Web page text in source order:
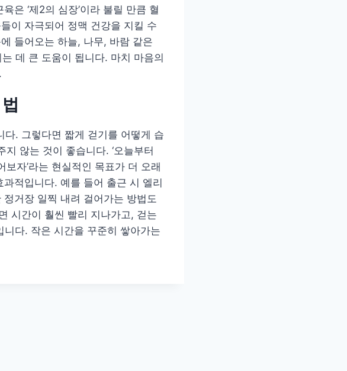
은 ‘제2의 심장’이라 불릴 만큼 혈
이 자극되어 정맥 건강을 지킬 수
들어오는 하늘, 나무, 바람 같은
데 큰 도움이 됩니다. 마치 마음의
. 그렇다면 짧게 걷기를 어떻게 습
않는 것이 좋습니다. ‘오늘부터
보자’라는 현실적인 목표가 더 오래
적입니다. 예를 들어 출근 시 엘리
거장 일찍 내려 걸어가는 방법도
시간이 훨씬 빨리 지나가고, 걷는
니다. 작은 시간을 꾸준히 쌓아가는